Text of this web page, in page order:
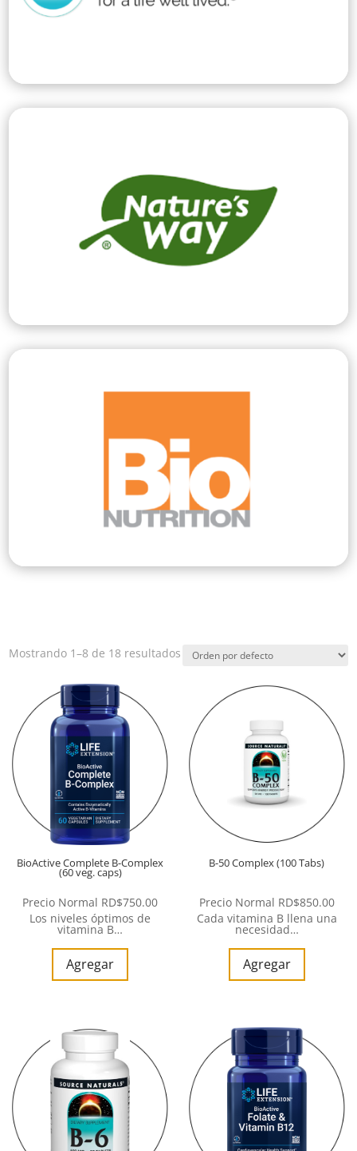
Mostrando 1–8 de 18 resultados
BioActive Complete B-Complex
(60 veg. caps)
Precio Normal RD$750.00
Los niveles óptimos de
vitamina B…
Agregar
B-50 Complex (100 Tabs)
Precio Normal RD$850.00
Cada vitamina B llena una
necesidad…
Agregar